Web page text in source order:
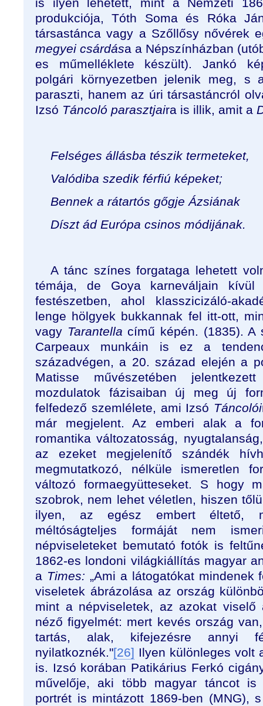
produkciója, Tóth Soma és Róka
társastánca vagy a Szőllősy nővérek
megyei csárdása a Népszínházban
es műmelléklete készült). Jankó
polgári környezetben jelenik meg, s
paraszti, hanem az úri társastáncról
Izsó Táncoló parasztjaira is illik, amit a
Felséges állásba tészik termeteket,
Valódiba szedik férfiú képeket;
Bennek a rátartós gőgje Ázsiának
Díszt ád Európa csinos módijának.
A tánc színes forgataga lehetett
témája, de Goya karneváljain
festészetben, ahol klasszicizáló-
lenge hölgyek bukkannak fel itt-ott,
vagy Tarantella című képén. (1835). A
Carpeaux munkáin is ez a
századvégen, a 20. század elején a
Matisse művészetében
mozdulatok fázisaiban új meg új
felfedező szemlélete, ami Izsó Táncolói
már megjelent. Az emberi alak a
romantika változatosság,
az ezeket megjelenítő szándék
megmutatkozó, nélküle ismeretlen
változó formaegyütteseket. S hogy
szobrok, nem lehet véletlen, hiszen
ilyen, az egész embert éltető,
méltóságteljes formáját nem
népviseleteket bemutató fotók is
1862-es londoni világkiállítás magyar
a Times: „Ami a látogatókat mindenek
viseletek ábrázolása az ország
mint a népviseletek, az azokat viselő
néző figyelmét: mert kevés ország
tartás, alak, kifejezésre annyi
nyilatkoznék."[26] Ilyen különleges volt
is. Izsó korában Patikárius Ferkó
művelője, aki több magyar táncot
portrét is mintázott 1869-ben (MNG),